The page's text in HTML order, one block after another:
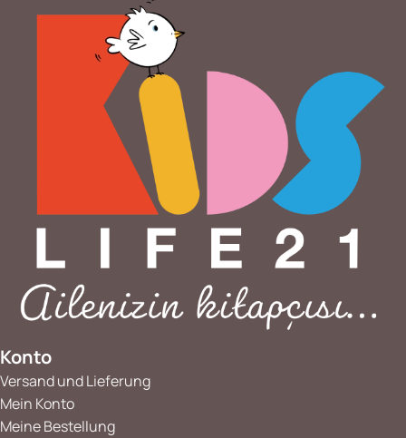
Konto
Versand und Lieferung
Mein Konto
Meine Bestellung